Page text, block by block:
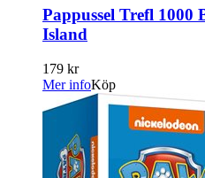
Pappussel Trefl
Island
179 kr
Mer infoKöp